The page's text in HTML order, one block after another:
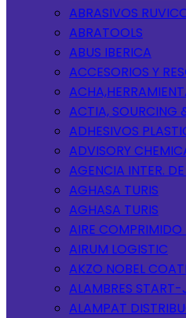
ABRASIVOS
ABRATOOLS
ABUS IBERICA
ACCESORIOS Y
ACTIA, SOURCING
ADHESIVOS
ADVISORY
AGENCIA INTER.
AGHASA TURIS
AGHASA TURIS
AIRE COMPRIMIDO
AIRUM LOGISTIC
AKZO NOBEL
ALAMBRES
ALAMPAT